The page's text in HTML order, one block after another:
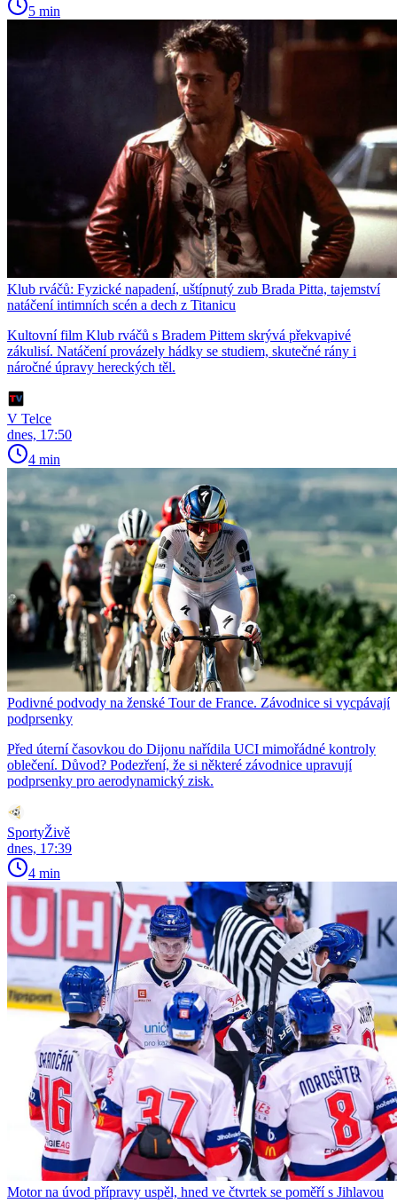
5 min
Klub rváčů: Fyzické napadení, uštípnutý zub Brada Pitta, tajemství
natáčení intimních scén a dech z Titanicu
Kultovní film Klub rváčů s Bradem Pittem skrývá překvapivé
zákulisí. Natáčení provázely hádky se studiem, skutečné rány i
náročné úpravy hereckých těl.
V Telce
dnes, 17:50
4 min
Podivné podvody na ženské Tour de France. Závodnice si vycpávají
podprsenky
Před úterní časovkou do Dijonu nařídila UCI mimořádné kontroly
oblečení. Důvod? Podezření, že si některé závodnice upravují
podprsenky pro aerodynamický zisk.
SportyŽivě
dnes, 17:39
4 min
Motor na úvod přípravy uspěl, hned ve čtvrtek se poměří s Jihlavou